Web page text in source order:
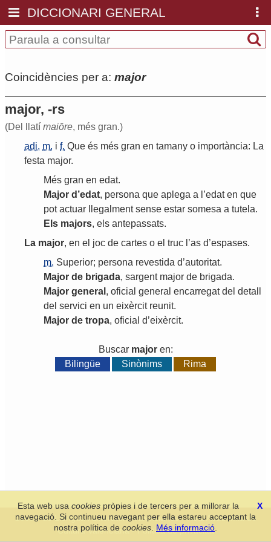
DICCIONARI GENERAL
Coincidències per a: major
major, -rs
(Del llatí maiōre, més gran.)
adj. m. i f. Que és més gran en tamany o importància: La
festa major.
Més gran en edat.
Major d ’edat, persona que aplega a ’edat en que
pot actuar llegalment sense estar somesa a tutela.
Els majors, els antepassats.
La major, en el joc de cartes o el truc ’as d’espases.
m. Superior; persona revestida d’autoritat.
Major de brigada, sargent major de brigada.
Major general , oficial general encarregat del detall
del servici en un eixèrcit reunit.
Major de tropa, oficial d’eixèrcit.
Buscar majoren:
Bilingüe
Sinònims Rima
Secció de Llengua i Lliteratura Valencianes-Real Acadèmia de
Cultura Valenciana-Política de privacitat
X
Esta web usacookies pròpies i de tercers per a millorar la
navegació. Si continueu navegant per ella estareu acceptant la
nostra política de cookies Més informació